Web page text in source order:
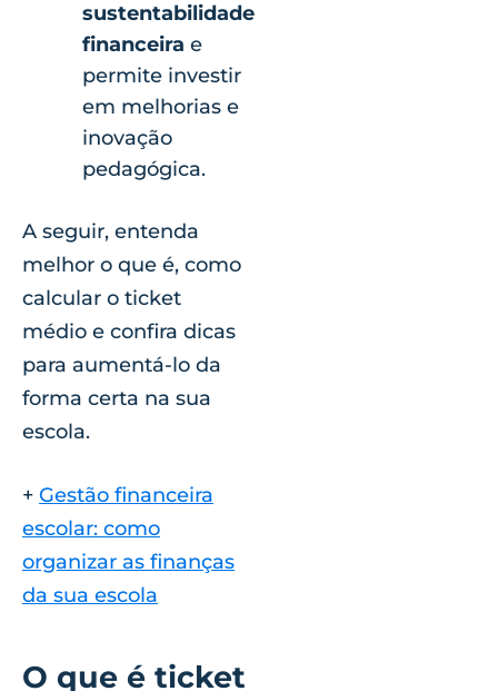
sustentabilidade
financeira e
permite investir
em melhorias e
inovação
pedagógica.
A seguir, entenda
melhor o que é, como
calcular o ticket
médio e confira dicas
para aumentá-lo da
forma certa na sua
escola.
+ Gestão financeira
escolar: como
organizar as finanças
da sua escola
O que é ticket